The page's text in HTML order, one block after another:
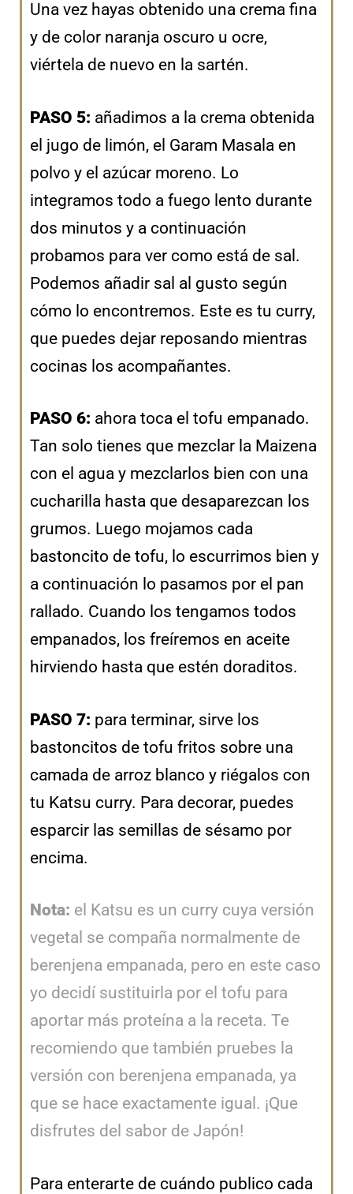
Una vez hayas obtenido una crema fina
y de color naranja oscuro u ocre,
viértela de nuevo en la sartén.
PASO 5: añadimos a la crema obtenida
el jugo de limón, el Garam Masala en
polvo y el azúcar moreno. Lo
integramos todo a fuego lento durante
dos minutos y a continuación
probamos para ver como está de sal.
Podemos añadir sal al gusto según
cómo lo encontremos. Este es tu curry,
que puedes dejar reposando mientras
cocinas los acompañantes.
PASO 6: ahora toca el tofu empanado.
Tan solo tienes que mezclar la Maizena
con el agua y mezclarlos bien con una
cucharilla hasta que desaparezcan los
grumos. Luego mojamos cada
bastoncito de tofu, lo escurrimos bien y
a continuación lo pasamos por el pan
rallado. Cuando los tengamos todos
empanados, los freíremos en aceite
hirviendo hasta que estén doraditos.
PASO 7: para terminar, sirve los
bastoncitos de tofu fritos sobre una
camada de arroz blanco y riégalos con
tu Katsu curry. Para decorar, puedes
esparcir las semillas de sésamo por
encima.
Nota: el Katsu es un curry cuya versión
vegetal se compaña normalmente de
berenjena empanada, pero en este caso
yo decidí sustituirla por el tofu para
aportar más proteína a la receta. Te
recomiendo que también pruebes la
versión con berenjena empanada, ya
que se hace exactamente igual. ¡Que
disfrutes del sabor de Japón!
Para enterarte de cuándo publico cada